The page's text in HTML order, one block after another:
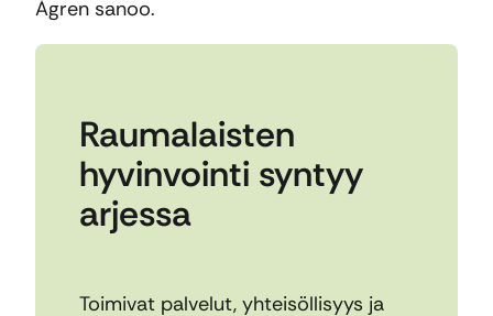
Ågren sanoo.
Raumalaisten
hyvinvointi syntyy
arjessa
Toimivat palvelut, yhteisöllisyys ja